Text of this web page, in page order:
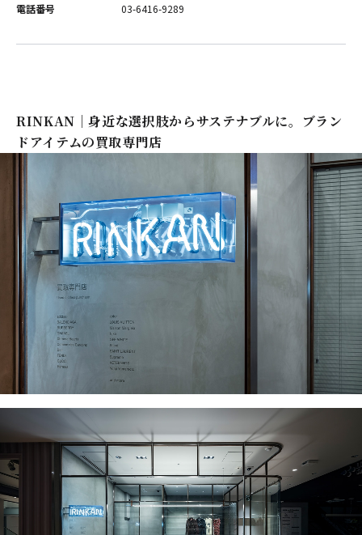
電話番号
03-6416-9289
RINKAN｜身近な選択肢からサステナブルに。ブラン
ドアイテムの買取専門店